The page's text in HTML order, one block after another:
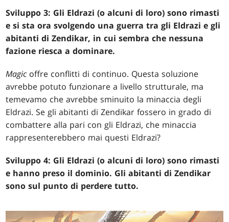
Sviluppo 3: Gli Eldrazi (o alcuni di loro) sono rimasti
e si sta ora svolgendo una guerra tra gli Eldrazi e gli
abitanti di Zendikar, in cui sembra che nessuna
fazione riesca a dominare.
Magic offre conflitti di continuo. Questa soluzione
avrebbe potuto funzionare a livello strutturale, ma
temevamo che avrebbe sminuito la minaccia degli
Eldrazi. Se gli abitanti di Zendikar fossero in grado di
combattere alla pari con gli Eldrazi, che minaccia
rappresenterebbero mai questi Eldrazi?
Sviluppo 4: Gli Eldrazi (o alcuni di loro) sono rimasti
e hanno preso il dominio. Gli abitanti di Zendikar
sono sul punto di perdere tutto.